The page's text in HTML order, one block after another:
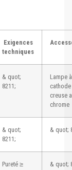
Exigences
techniques
& quot;
8211;
Lampe à
cathode
creuse
chrome
& quot;
8211;
& quot;
Pureté ≥
& quot;